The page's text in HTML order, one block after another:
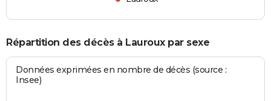
Répartition des décès à Lauroux par sexe
Données exprimées en nombre de décès (source :
Insee)